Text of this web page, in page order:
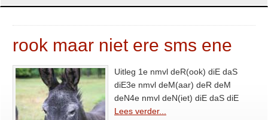
rook maar niet ere sms ene
Uitleg 1e nmvl deR(ook) diE daS
diE3e nmvl deM(aar) deR deM
deN4e nmvl deN(iet) diE daS diE
Lees verder...